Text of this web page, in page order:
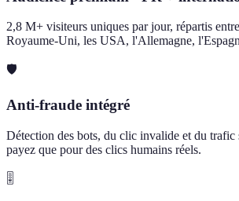
2,8 M+ visiteurs uniques par jour, répartis
Royaume-Uni, les USA, l'Allemagne,
🛡️
Anti-fraude intégré
Détection des bots, du clic invalide et du trafic
payez que pour des clics humains réels.
🎚️